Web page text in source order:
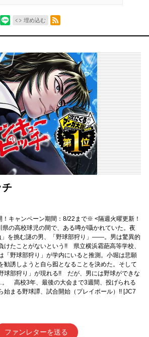
埋め込む
RSSフィード
チ
キャンペーン期間：8/22まで※ <隔週火曜更新！
の高校球児の間で、ある噂が囁かれていた。夜
」を挑む謎の男、「野球部狩り」――。男は驚異的
けたことがないという!! 県立横浜霜葩高等学校、
「野球部狩り」が学内にいると推測。小堀は悲願
勧誘しようと自ら囮となることを決めた。そして
球部狩り」が現れる!! だが、男には野球ができな
高校3年、最後の大会まで3週間、投げられる
まる野球譚、試合開始（プレイボール）!! [JC7
ファンレターを送る